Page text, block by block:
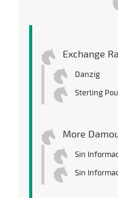
Exchange
Danzig
Sterling
More
Sin
Sin